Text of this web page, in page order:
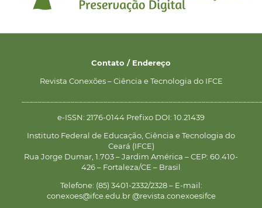
Contato / Endereço
Revista Conexões – Ciência e Tecnologia do IFCE
e-ISSN: 2176-0144 Prefixo DOI: 10.21439
Instituto Federal de Educação, Ciência e Tecnologia do
Ceará (IFCE)
Rua Jorge Dumar, 1.703 – Jardim América – CEP: 60.410-
426 – Fortaleza/CE – Brasil
Telefone: (85) 3401-2332/2328 – E-mail:
conexoes@ifce.edu.br @revista.conexoesifce